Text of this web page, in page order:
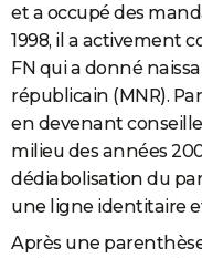
et a occupé des
1998, il a activement
FN qui a donné
républicain (MNR).
en devenant
milieu des années
dédiabolisation du
une ligne identitaire
Après une